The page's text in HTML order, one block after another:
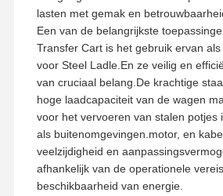
lasten met gemak en
Een van de belangrijkste
Transfer Cart is het gebruik ervan
voor Steel Ladle.En ze veilig en
van cruciaal belang.De krachtige
hoge laadcapaciteit van de wagen
voor het vervoeren van stalen potjes
als buitenomgevingen.motor, en
veelzijdigheid en
afhankelijk van de operationele
beschikbaarheid van energie.